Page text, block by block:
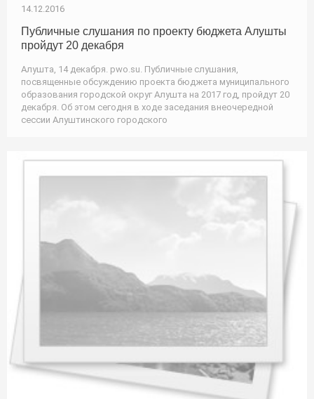
14.12.2016
Публичные слушания по проекту бюджета Алушты
пройдут 20 декабря
Алушта, 14 декабря. pwo.su. Публичные слушания,
посвященные обсуждению проекта бюджета муниципального
образования городской округ Алушта на 2017 год, пройдут 20
декабря. Об этом сегодня в ходе заседания внеочередной
сессии Алуштинского городского